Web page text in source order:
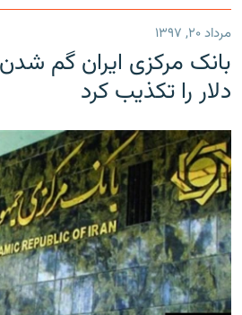
مرداد ۲۰, ۱۳۹۷
دلار را تکذیب کرد